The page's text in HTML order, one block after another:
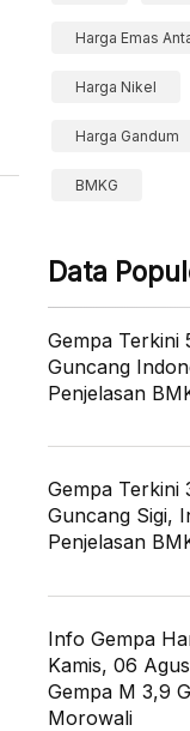
Harga Emas
Harga Nikel
Harga Gandum
BMKG
Data
Gempa Terkini
Guncang
Penjelasan
Gempa Terkini
Guncang Sigi,
Penjelasan
Info Gempa
Kamis, 06
Gempa M 3,9
Morowali